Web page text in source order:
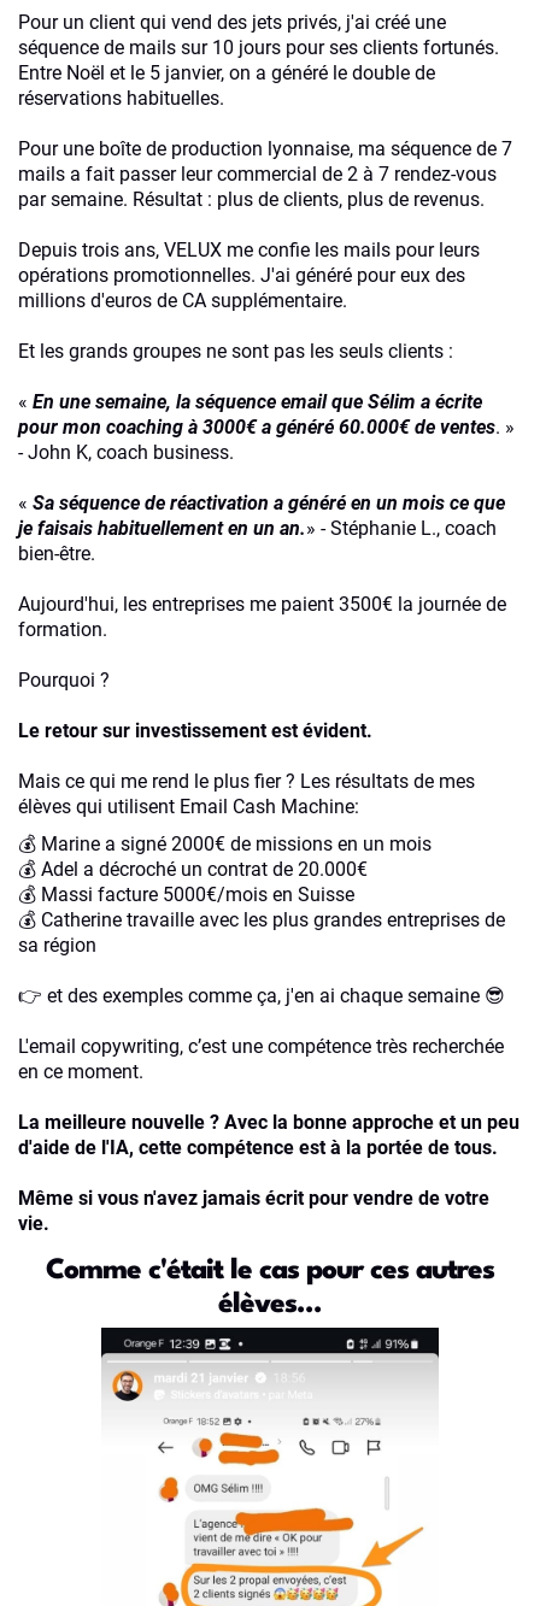
Pour un client qui vend des jets privés, j'ai créé une
séquence de mails sur 10 jours pour ses clients fortunés.
Entre Noël et le 5 janvier, on a généré le double de
réservations habituelles.
Pour une boîte de production lyonnaise, ma séquence de 7
mails a fait passer leur commercial de 2 à 7 rendez-vous
par semaine. Résultat : plus de clients, plus de revenus.
Depuis trois ans, VELUX me confie les mails pour leurs
opérations promotionnelles. J'ai généré pour eux des
millions d'euros de CA supplémentaire.
Et les grands groupes ne sont pas les seuls clients :
« En une semaine, la séquence email que Sélim a écrite
pour mon coaching à 3000€ a généré 60.000€ de ventes. »
- John K, coach business.
« Sa séquence de réactivation a généré en un mois ce que
je faisais habituellement en un an.» - Stéphanie L., coach
bien-être.
Aujourd'hui, les entreprises me paient 3500€ la journée de
formation.
Pourquoi ?
Le retour sur investissement est évident.
Mais ce qui me rend le plus fier ? Les résultats de mes
élèves qui utilisent Email Cash Machine:
💰 Marine a signé 2000€ de missions en un mois
💰 Adel a décroché un contrat de 20.000€
💰 Massi facture 5000€/mois en Suisse
💰 Catherine travaille avec les plus grandes entreprises de
sa région
👉 et des exemples comme ça, j'en ai chaque semaine 😎
L'email copywriting, c’est une compétence très recherchée
en ce moment.
La meilleure nouvelle ? Avec la bonne approche et un peu
d'aide de l'IA, cette compétence est à la portée de tous.
Même si vous n'avez jamais écrit pour vendre de votre
vie.
Comme c'était le cas pour ces autres
élèves...